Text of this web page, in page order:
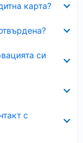
карта?
си
с